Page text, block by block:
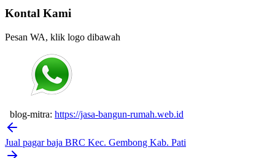
Kontal Kami
Pesan WA, klik logo dibawah
blog-mitra: https://jasa-bangun-rumah.web.id
Post
navigation
Jual pagar baja BRC Kec. Gembong Kab. Pati